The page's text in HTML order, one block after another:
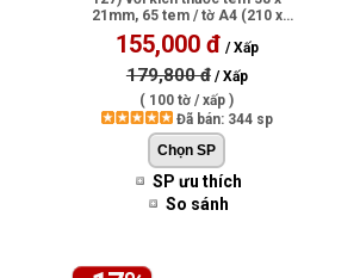
21mm, 65 tem / tờ A4 (210 x
297mm), có p..
155,000 đ / Xấp
179,800 đ/ Xấp
( 100 tờ / xấp )
Đã bán: 344 sp
SP ưu thích
So sánh